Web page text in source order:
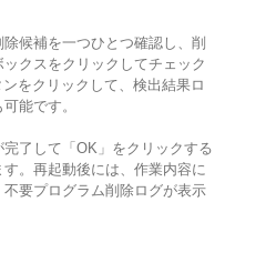
候補を一つひとつ確認し、削
クスをクリックしてチェック
をクリックして、検出結果ロ
能です。
了して「OK」をクリックする
。再起動後には、作業内容に
要プログラム削除ログが表示